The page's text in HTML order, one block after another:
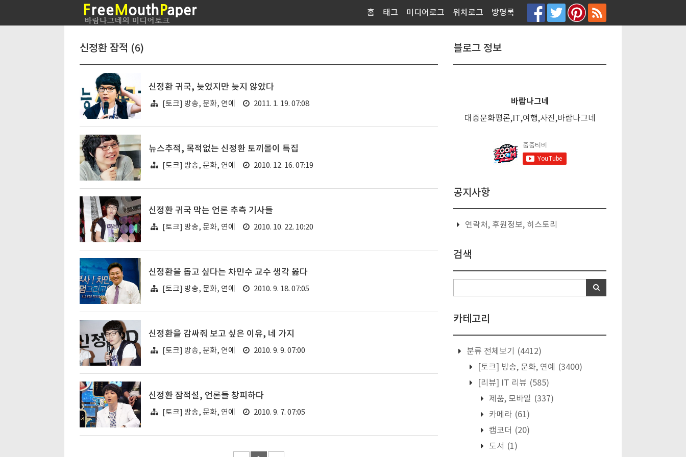
홈 태그 미디어로그 위치로그 방명록
신정환 잠적 (6)
신정환 귀국, 늦었지만 늦지 않았다
[토크] 방송, 문화, 연예 2011. 1. 19. 07:08
뉴스추적, 목적없는 신정환 토끼몰이 특집
[토크] 방송, 문화, 연예 2010. 12. 16. 07:19
신정환 귀국 막는 언론 추측 기사들
[토크] 방송, 문화, 연예 2010. 10. 22. 10:20
신정환을 돕고 싶다는 차민수 교수 생각 옳다
[토크] 방송, 문화, 연예 2010. 9. 18. 07:05
신정환을 감싸줘 보고 싶은 이유, 네 가지
[토크] 방송, 문화, 연예 2010. 9. 9. 07:00
신정환 잠적설, 언론들 창피하다
[토크] 방송, 문화, 연예 2010. 9. 7. 07:05
블로그 정보
바람나그네
대중문화평론,IT,여행,사진,바람나그네
공지사항
연락처, 후원정보, 히스토리
검색
카테고리
분류 전체보기
(4412)
[토크] 방송, 문화, 연예
(3400)
[리뷰] IT 리뷰 (585)
제품, 모바일 (337)
카메라 (61)
캠코더 (20)
도서 (1)